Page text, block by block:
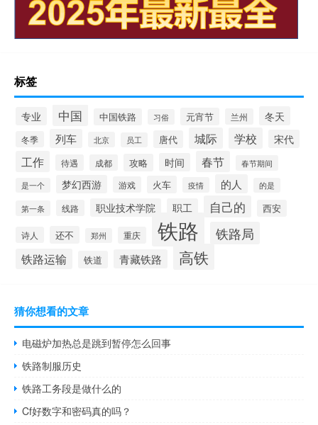
标签
专业 中国 中国铁路 习俗 元宵节 兰州 冬天
冬季 列车 北京 员工 唐代 城际 学校 宋代
工作 待遇 成都 攻略 时间 春节 春节期间
是一个 梦幻西游 游戏 火车 疫情 的人 的是
第一条 线路 职业技术学院 职工 自己的 西安
诗人 还不 郑州 重庆 铁路 铁路局
铁路运输 铁道 青藏铁路 高铁
猜你想看的文章
电磁炉加热总是跳到暂停怎么回事
铁路制服历史
铁路工务段是做什么的
Cf好数字和密码真的吗？